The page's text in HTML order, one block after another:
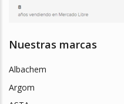
Nuestras marcas
Albachem
Argom